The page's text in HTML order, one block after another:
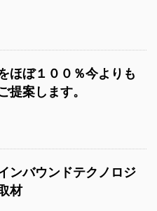
ほぼ１００％今よりも
提案します。
バウンドテクノロジ
材